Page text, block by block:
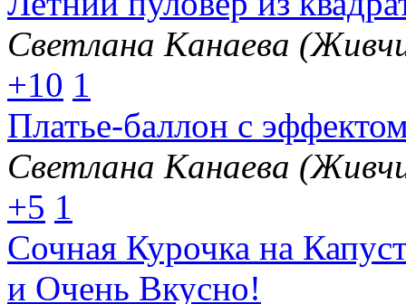
Светлана Канаева
+10 1
Платье-баллон с
Светлана Канаева
+5 1
Сочная Курочка на
и Очень Вкусно!